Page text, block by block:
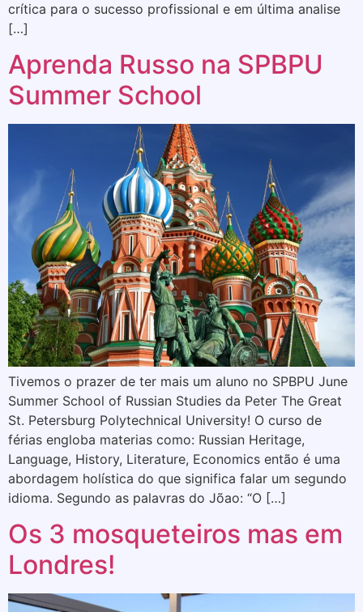
crítica para o sucesso profissional e em última analise
[…]
Aprenda Russo na SPBPU
Summer School
Tivemos o prazer de ter mais um aluno no SPBPU June
Summer School of Russian Studies da Peter The Great
St. Petersburg Polytechnical University! O curso de
férias engloba materias como: Russian Heritage,
Language, History, Literature, Economics então é uma
abordagem holística do que significa falar um segundo
idioma. Segundo as palavras do Jõao: “O […]
Os 3 mosqueteiros mas em
Londres!